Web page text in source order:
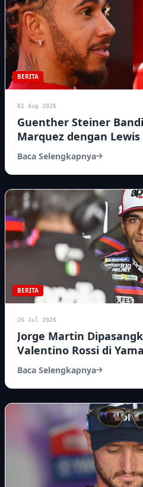
BERITA
01 Aug 2026
Guenther Steiner
Marquez dengan
MotoGP Inggris 2026
Baca Selengkapnya
BERITA
26 Jul 2026
Jorge Martin
Valentino Rossi di
Baca Selengkapnya